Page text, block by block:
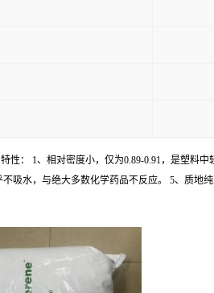
性： 1、相对密度小，仅为0.89-0.91，是塑料
吸水，与绝大多数化学药品不反应。 5、质地